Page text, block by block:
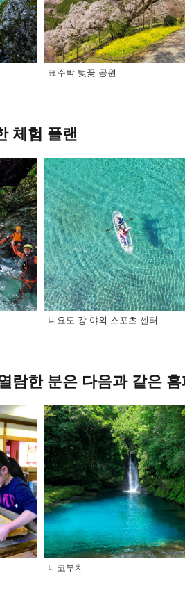
표주박 벚꽃 공원
체험 플랜
니요도 강 야외 스포츠 센터
람한 분은 다음과 같은
니코부치